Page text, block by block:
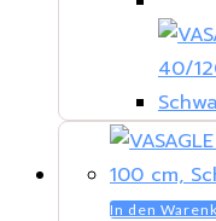
In den